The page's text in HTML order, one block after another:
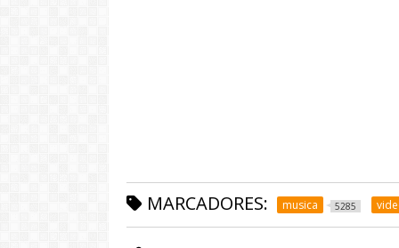
MARCADORES: musica 5285